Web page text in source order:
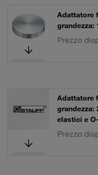
Adattatore
grandezza:
Prezzo
Adattatore
grandezza:
elastici e
Prezzo